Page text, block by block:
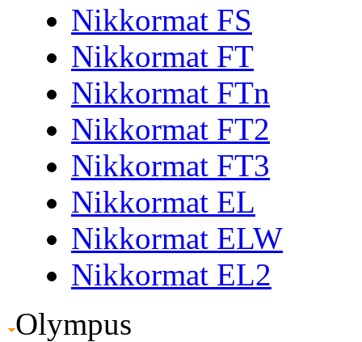
Nikkormat FS
Nikkormat FT
Nikkormat FTn
Nikkormat FT2
Nikkormat FT3
Nikkormat EL
Nikkormat ELW
Nikkormat EL2
Olympus